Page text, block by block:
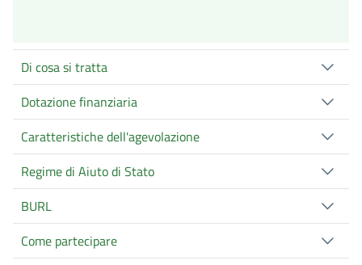
Di cosa si tratta
Dotazione finanziaria
Caratteristiche dell'agevolazione
Regime di Aiuto di Stato
BURL
Come partecipare